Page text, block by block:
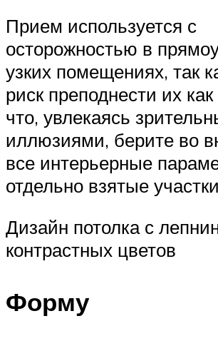
Прием используется с
осторожностью в
узких помещениях, так
риск преподнести их
что, увлекаясь
иллюзиями, берите во
все интерьерные
отдельно взятые участки
Дизайн потолка с
контрастных цветов
Форму